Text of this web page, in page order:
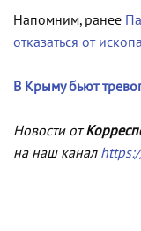
Напомним, ранее
отказаться от
В Крыму бьют
Новости от
на наш канал